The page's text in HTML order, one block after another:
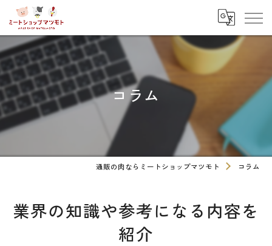
コラム
通販の肉ならミートショップマツモト コラム
業界の知識や参考になる内容を
紹介